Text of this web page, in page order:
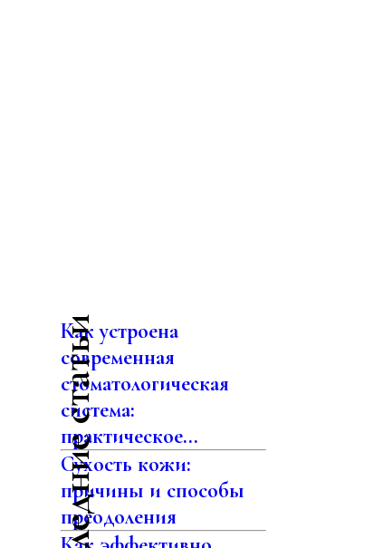
Последние статьи
Как устроена
современная
стоматологическая
система:
практическое...
Сухость кожи:
причины и способы
преодоления